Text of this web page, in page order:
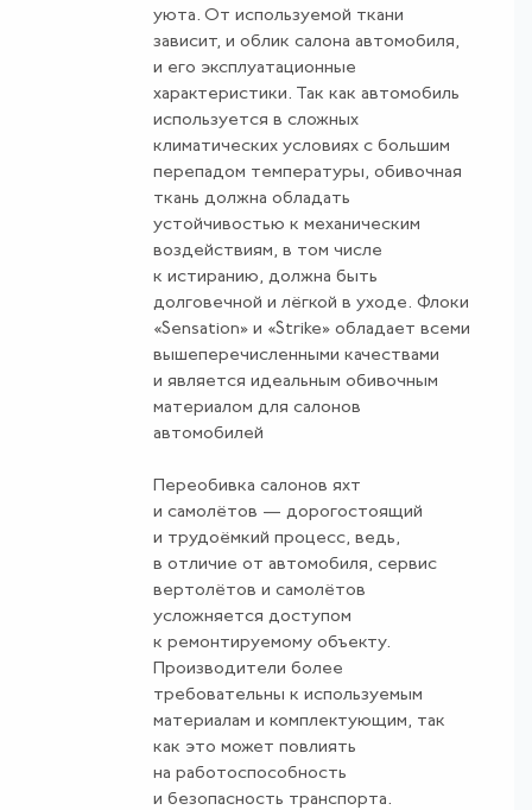
уюта. От используемой ткани
зависит, и облик салона автомобиля,
и его эксплуатационные
характеристики. Так как автомобиль
используется в сложных
климатических условиях с большим
перепадом температуры, обивочная
ткань должна обладать
устойчивостью к механическим
воздействиям, в том числе
к истиранию, должна быть
долговечной и лёгкой в уходе. Флоки
«Sensation» и «Strike» обладает всеми
вышеперечисленными качествами
и является идеальным обивочным
материалом для салонов
автомобилей
Переобивка салонов яхт
и самолётов — дорогостоящий
и трудоёмкий процесс, ведь,
в отличие от автомобиля, сервис
вертолётов и самолётов
усложняется доступом
к ремонтируемому объекту.
Производители более
требовательны к используемым
материалам и комплектующим, так
как это может повлиять
на работоспособность
и безопасность транспорта.